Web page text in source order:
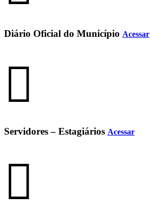
Diário Oficial do Município Acessar
Servidores – Estagiários Acessar